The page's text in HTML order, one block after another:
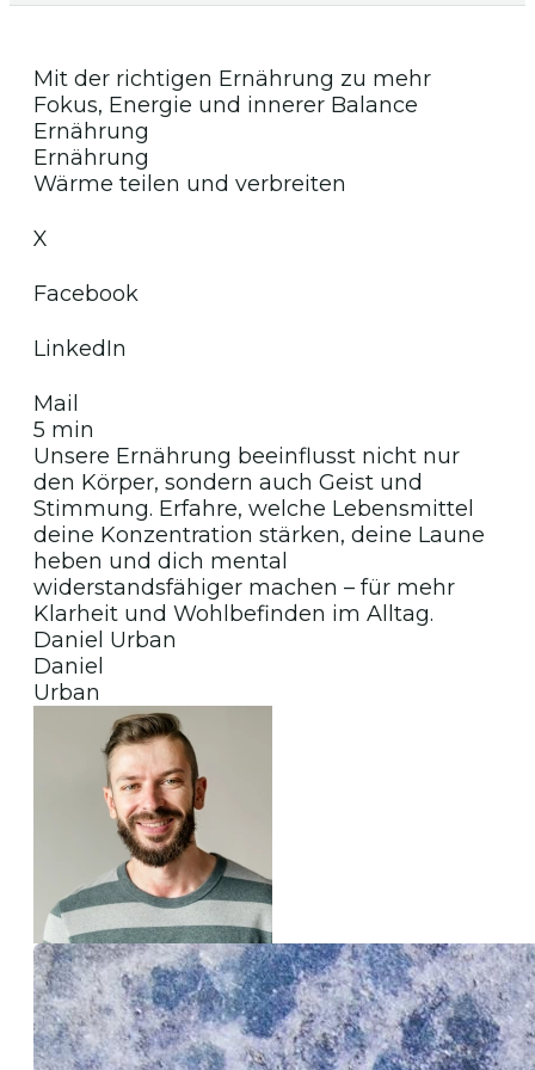
Mit der richtigen Ernährung zu mehr
Fokus, Energie und innerer Balance
Ernährung
Ernährung
Wärme teilen und verbreiten
X
Facebook
LinkedIn
Mail
5 min
Unsere Ernährung beeinflusst nicht nur
den Körper, sondern auch Geist und
Stimmung. Erfahre, welche Lebensmittel
deine Konzentration stärken, deine Laune
heben und dich mental
widerstandsfähiger machen – für mehr
Klarheit und Wohlbefinden im Alltag.
Daniel Urban
Daniel
Urban